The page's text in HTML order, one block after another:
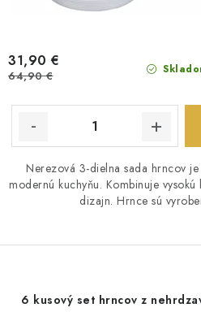
31,90 €
64,90 €
Nerezová 3-dielna sada hrncov
modernú kuchyňu. Kombinuje
dizajn. Hrnce sú
6 kusový set hrncov z